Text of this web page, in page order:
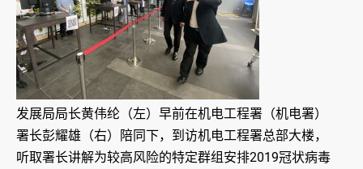
发展局局长黄伟纶（左）早前在机电工程署（机电署）
署长彭耀雄（右）陪同下，到访机电工程署总部大楼，
听取署长讲解为较高风险的特定群组安排2019冠状病毒